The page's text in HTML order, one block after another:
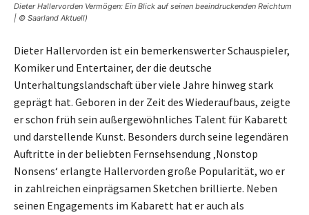
Dieter Hallervorden Vermögen: Ein Blick auf seinen beeindruckenden Reichtum
| © Saarland Aktuell)
Dieter Hallervorden ist ein bemerkenswerter Schauspieler,
Komiker und Entertainer, der die deutsche
Unterhaltungslandschaft über viele Jahre hinweg stark
geprägt hat. Geboren in der Zeit des Wiederaufbaus, zeigte
er schon früh sein außergewöhnliches Talent für Kabarett
und darstellende Kunst. Besonders durch seine legendären
Auftritte in der beliebten Fernsehsendung ‚Nonstop
Nonsens‘ erlangte Hallervorden große Popularität, wo er
in zahlreichen einprägsamen Sketchen brillierte. Neben
seinen Engagements im Kabarett hat er auch als